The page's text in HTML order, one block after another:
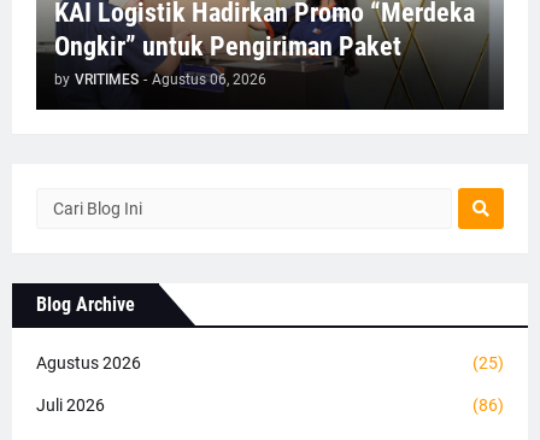
KAI Logistik Hadirkan Promo “Merdeka
Ongkir” untuk Pengiriman Paket
by VRITIMES - Agustus 06, 2026
Blog Archive
Agustus 2026 (25)
Juli 2026 (86)